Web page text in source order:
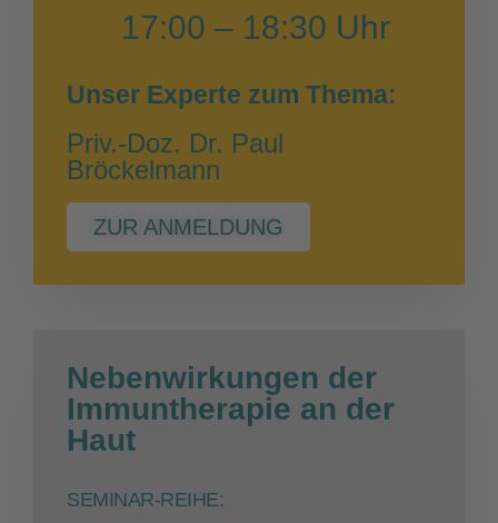
17:00 – 18:30 Uhr
Unser Experte zum Thema:
Priv.-Doz. Dr. Paul
Bröckelmann
ZUR ANMELDUNG
Nebenwirkungen der
Immuntherapie an der
Haut
SEMINAR-REIHE: